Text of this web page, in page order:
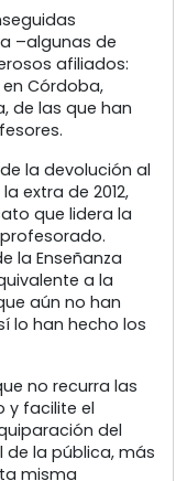
–algunas de
afiliados:
en Córdoba,
de las que han
la devolución al
extra de 2012,
que lidera la
la Enseñanza
a la
aún no han
lo han hecho los
no recurra las
y facilite el
del
la pública, más
misma